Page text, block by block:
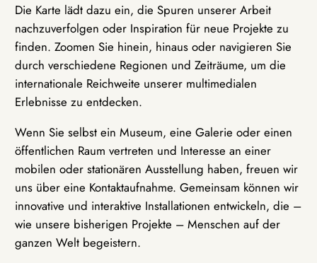
Die Karte lädt dazu ein, die Spuren unserer Arbeit
nachzuverfolgen oder Inspiration für neue Projekte zu
finden. Zoomen Sie hinein, hinaus oder navigieren Sie
durch verschiedene Regionen und Zeiträume, um die
internationale Reichweite unserer multimedialen
Erlebnisse zu entdecken.
Wenn Sie selbst ein Museum, eine Galerie oder einen
öffentlichen Raum vertreten und Interesse an einer
mobilen oder stationären Ausstellung haben, freuen wir
uns über eine Kontaktaufnahme. Gemeinsam können wir
innovative und interaktive Installationen entwickeln, die –
wie unsere bisherigen Projekte – Menschen auf der
ganzen Welt begeistern.